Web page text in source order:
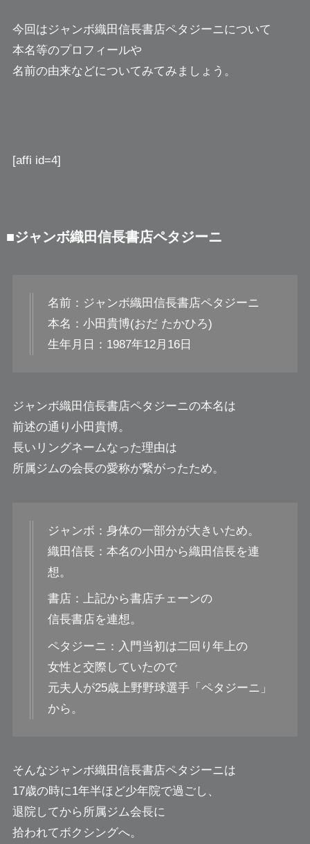
今回はジャンボ織田信長書店ペタジーニについて
本名等のプロフィールや
名前の由来などについてみてみましょう。
[affi id=4]
■ジャンボ織田信長書店ペタジーニ
名前：ジャンボ織田信長書店ペタジーニ
本名：小田貴博(おだ たかひろ)
生年月日：1987年12月16日
ジャンボ織田信長書店ペタジーニの本名は
前述の通り小田貴博。
長いリングネームなった理由は
所属ジムの会長の愛称が繋がったため。
ジャンボ：身体の一部分が大きいため。
織田信長：本名の小田から織田信長を連
想。
書店：上記から書店チェーンの
信長書店を連想。
ペタジーニ：入門当初は二回り年上の
女性と交際していたので
元夫人が25歳上野野球選手「ペタジーニ」
から。
そんなジャンボ織田信長書店ペタジーニは
17歳の時に1年半ほど少年院で過ごし、
退院してから所属ジム会長に
拾われてボクシングへ。